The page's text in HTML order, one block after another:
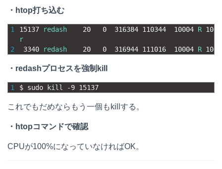
・htop打ち込む
1
2
15137 redash 20 0 316384 110344 10004 R
r
3340
redash 20 0 316944 111016 10004 R
・redashプロセスを強制kill
1 $ sudo kill -9 15137
これでもだめならもう一個もkillする。
・htopコマンドで確認
CPUが100%になっていなければOK。